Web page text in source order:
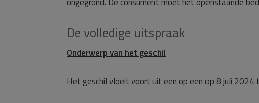
De volledige uitspraak
Onderwerp van het geschil
Het geschil vloeit voort uit een op een op 8 juli